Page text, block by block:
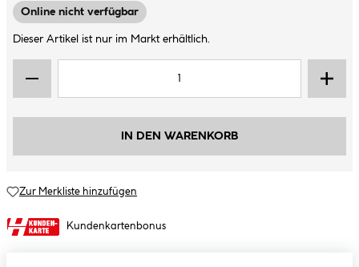
Online nicht verfügbar
Dieser Artikel ist nur im Markt erhältlich.
IN DEN WARENKORB
Zur Merkliste hinzufügen
Kundenkartenbonus